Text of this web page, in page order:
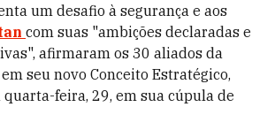
um desafio à segurança e aos
com suas "ambições declaradas e
afirmaram os 30 aliados da
seu novo Conceito Estratégico,
feira, 29, em sua cúpula de